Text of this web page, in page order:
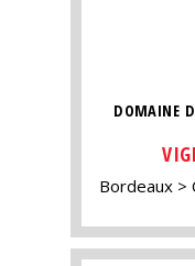
DOMAINE
Bordeaux